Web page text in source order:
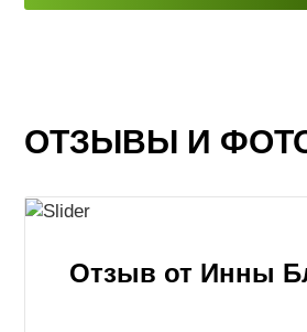
ОТЗЫВЫ И
Отзыв от Инны